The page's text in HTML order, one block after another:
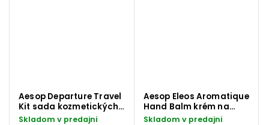
Aesop Departure Travel
Kit sada kozmetických
produktov
Skladom v predajni
Aesop Eleos Aromatique
Hand Balm krém na
ruky 500 ml
Skladom v predajni